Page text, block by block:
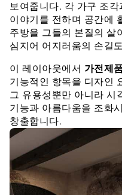
보여줍니다. 각 가구 조
이야기를 전하며 공간에
주방을 그들의 본질의 살
심지어 어지러움의 손길
이 레이아웃에서 가전제
기능적인 항목을 디자인
그 유용성뿐만 아니라 시
기능과 아름다움을 조화
창출합니다.